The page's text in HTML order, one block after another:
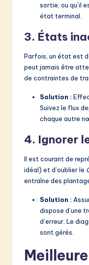
sortie, ou qu’il
état terminal.
3. États
Parfois, un état est
peut jamais être
de contraintes de
Solution :
Suivez le flux
chaque autre
4. Ignorer
Il est courant de
idéal) et d’oublier le
entraîne des
Solution :
dispose d’une
d’erreur. Le
sont gérés.